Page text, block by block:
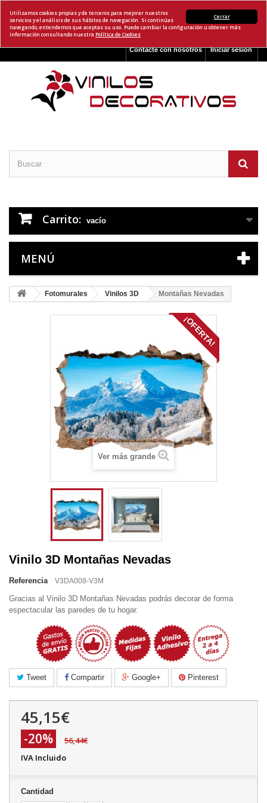
Cerrar
Utilizamos cookies propias y de terceros para mejorar nuestros
servicios y el análisis de sus hábitos de navegación. Si continúas
navegando, entendemos que aceptas su uso. Puede cambiar la configuración u obtener más
información consultando nuestra Política de Cookies
Iniciar sesión
Contacte con nosotros
Carrito: vacío
MENÚ
Fotomurales Vinilos 3D Montañas Nevadas
¡OFERTA!
Ver más grande
Vinilo 3D Montañas Nevadas
Referencia V3DA008-V3M
Gracias al Vinilo 3D Montañas Nevadas podrás decorar de forma
espectacular las paredes de tu hogar.
Tweet Compartir Google+ Pinterest
45,15€
-20%
56,44€
IVA Incluido
Cantidad